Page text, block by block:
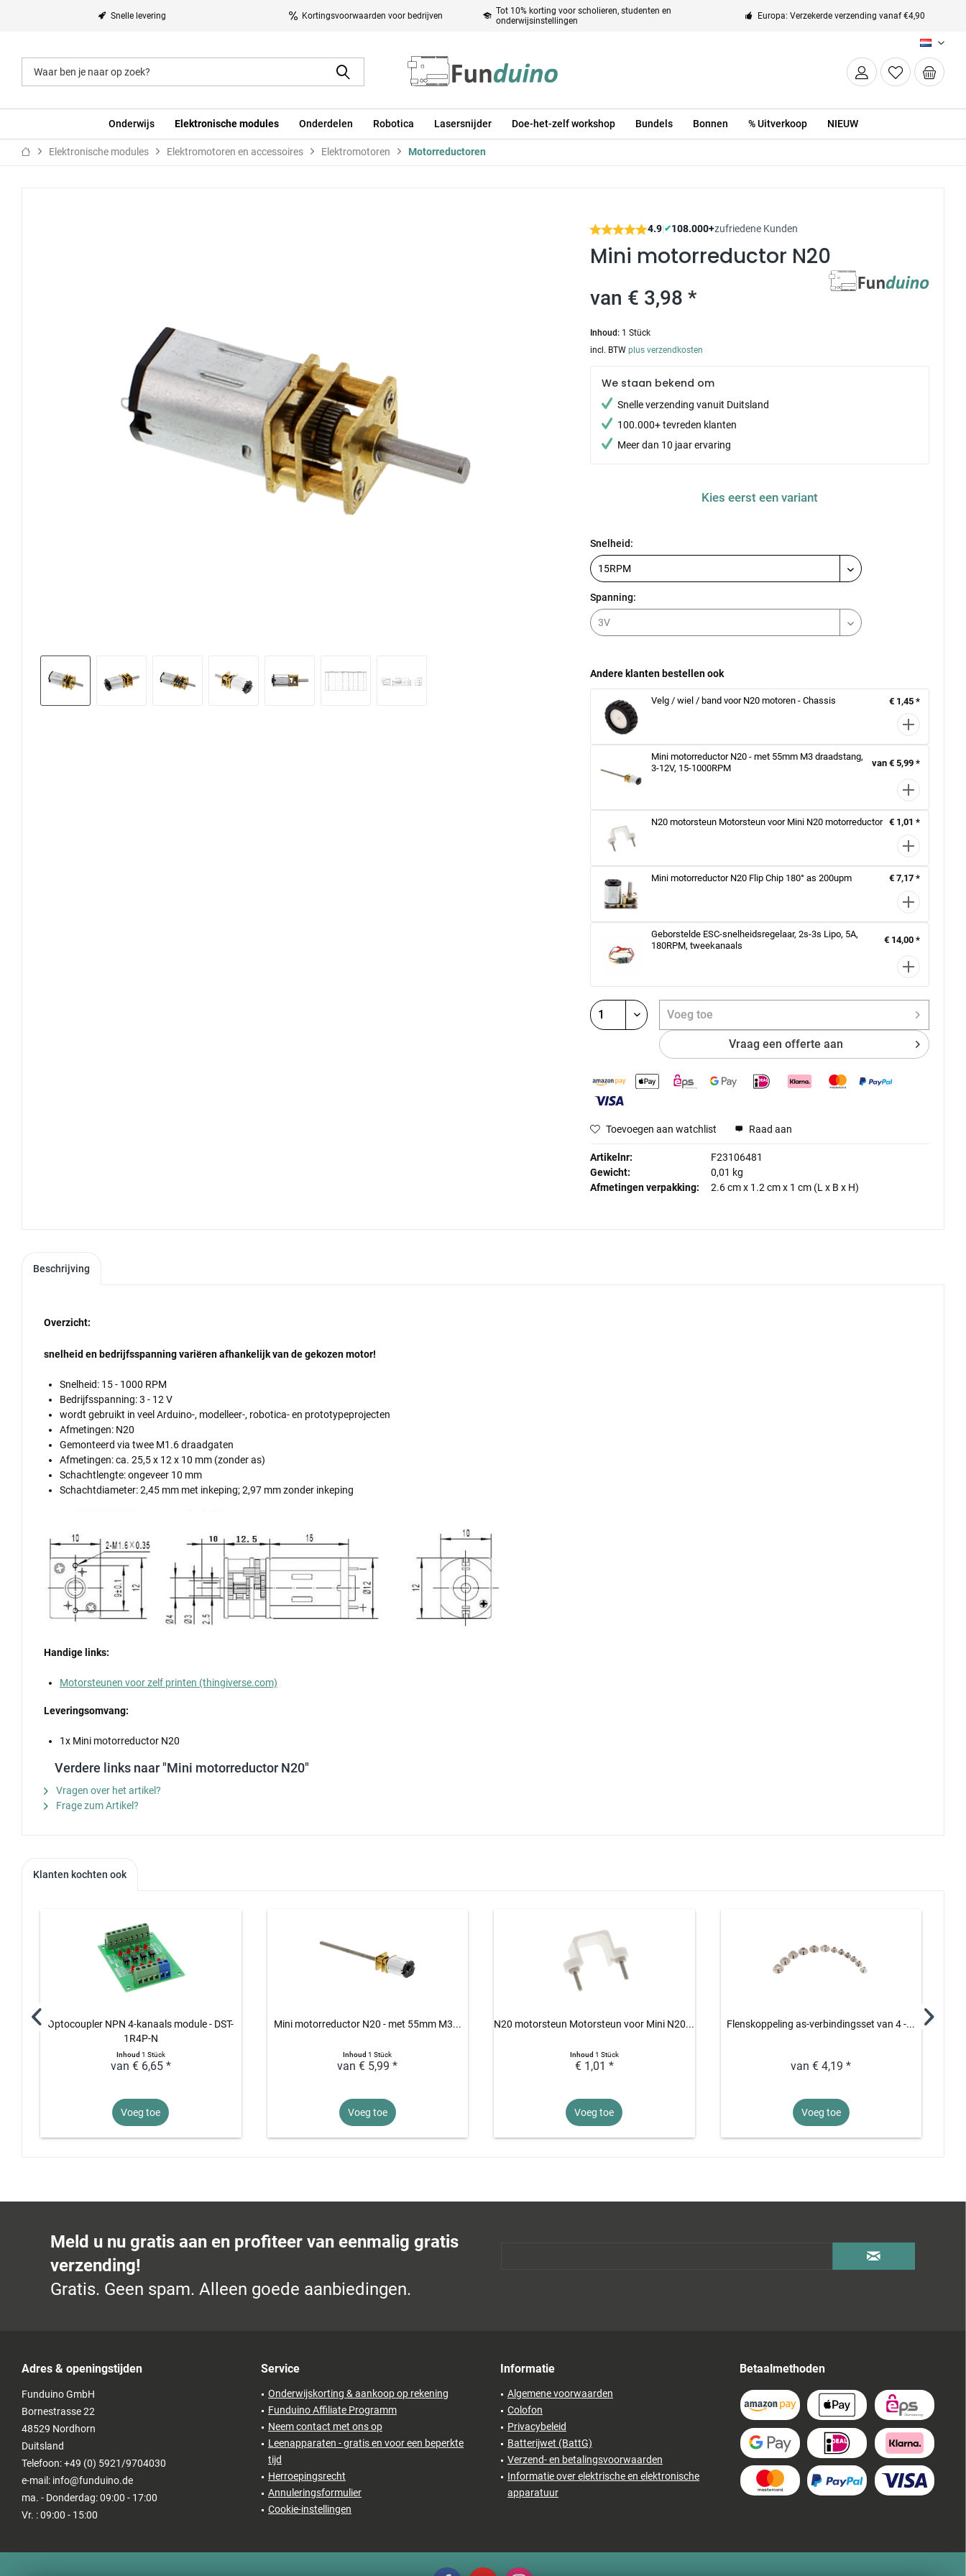
Snelle levering Kortingsvoorwaarden voor bedrijven
Tot 10% korting voor scholieren, studenten en
onderwijsinstellingen
Europa: Verzekerde verzending vanaf €4,90
NL
Onderwijs Elektronische modules Onderdelen Robotica Lasersnijder Doe-het-zelf workshop Bundels Bonnen % Uitverkoop NIEUW
Elektronische modules Elektromotoren en accessoires Elektromotoren Motorreductoren
4.9|✔108.000+zufriedene Kunden
Mini motorreductor N20
van € 3,98 *
Inhoud: 1 Stück
incl. BTWplus verzendkosten
We staan bekend om
Snelle verzending vanuit Duitsland
100.000+ tevreden klanten
Meer dan 10 jaar ervaring
Kies eerst een variant
Snelheid:
Spanning:
Andere klanten bestellen ook
Velg / wiel / band voor N20 motoren - Chassis € 1,45 *
Mini motorreductor N20 - met 55mm M3 draadstang,
3-12V, 15-1000RPM
van € 5,99 *
N20 motorsteun Motorsteun voor Mini N20 motorreductor € 1,01 *
Mini motorreductor N20 Flip Chip 180° as 200upm € 7,17 *
Geborstelde ESC-snelheidsregelaar, 2s-3s Lipo, 5A,
180RPM, tweekanaals
€ 14,00 *
Voeg toe
Vraag een offerte aan
Toevoegen aan watchlist Raad aan
Artikelnr:
F23106481
Gewicht:
0,01 kg
Afmetingen verpakking:
2.6 cmx 1.2 cmx 1 cm (L x B x H)
Beschrijving
Overzicht:
snelheid en bedrijfsspanning variëren afhankelijk van de gekozen motor!
Snelheid: 15 - 1000 RPM
Bedrijfsspanning: 3 - 12 V
wordt gebruikt in veel Arduino-, modelleer-, robotica- en prototypeprojecten
Afmetingen: N20
Gemonteerd via twee M1.6 draadgaten
Afmetingen: ca. 25,5 x 12 x 10 mm (zonder as)
Schachtlengte: ongeveer 10 mm
Schachtdiameter: 2,45 mm met inkeping; 2,97 mm zonder inkeping
Handige links:
Motorsteunen voor zelf printen (thingiverse.com)
Leveringsomvang:
1x Mini motorreductor N20
Verdere links naar "Mini motorreductor N20"
Vragen over het artikel?
Frage zum Artikel?
Klanten kochten ook
Optocoupler NPN 4-kanaals module - DST-
1R4P-N
Inhoud 1 Stück
van € 6,65 *
Voeg toe
Mini motorreductor N20 - met 55mm M3...
Inhoud1 Stück
van € 5,99 *
Voeg toe
N20 motorsteun Motorsteun voor Mini N20...
Inhoud 1 Stück
€ 1,01 *
Voeg toe
Flenskoppeling as-verbindingsset van 4 -...
van € 4,19 *
Voeg toe
Meld u nu gratis aan en profiteer van eenmalig gratis
verzending!
Gratis. Geen spam. Alleen goede aanbiedingen.
Adres & openingstijden
Funduino GmbH
Bornestrasse 22
48529 Nordhorn
Duitsland
Telefoon: +49 (0) 5921/9704030
e-mail: info@funduino.de
ma. - Donderdag: 09:00 - 17:00
Vr. : 09:00 - 15:00
Service
Onderwijskorting & aankoop op rekening
Funduino Affiliate Programm
Neem contact met ons op
Leenapparaten - gratis en voor een beperkte
tijd
Herroepingsrecht
Annuleringsformulier
Cookie-instellingen
Informatie
Algemene voorwaarden
Colofon
Privacybeleid
Batterijwet (BattG)
Verzend- en betalingsvoorwaarden
Informatie over elektrische en elektronische
apparatuur
Betaalmethoden